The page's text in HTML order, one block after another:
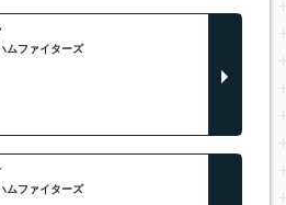
ムファイターズ
ムファイターズ